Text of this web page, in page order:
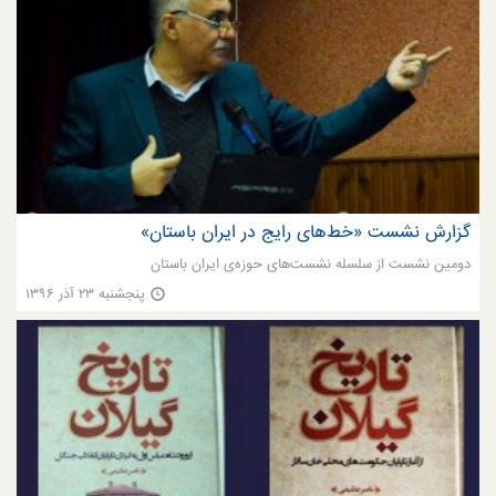
گزارش نشست «خط‌های رایج در ایران باستان»
دومین نشست از سلسله نشست‌های حوزه‌ی ایران باستان
پنجشنبه ۲۳ آذر ۱۳۹۶